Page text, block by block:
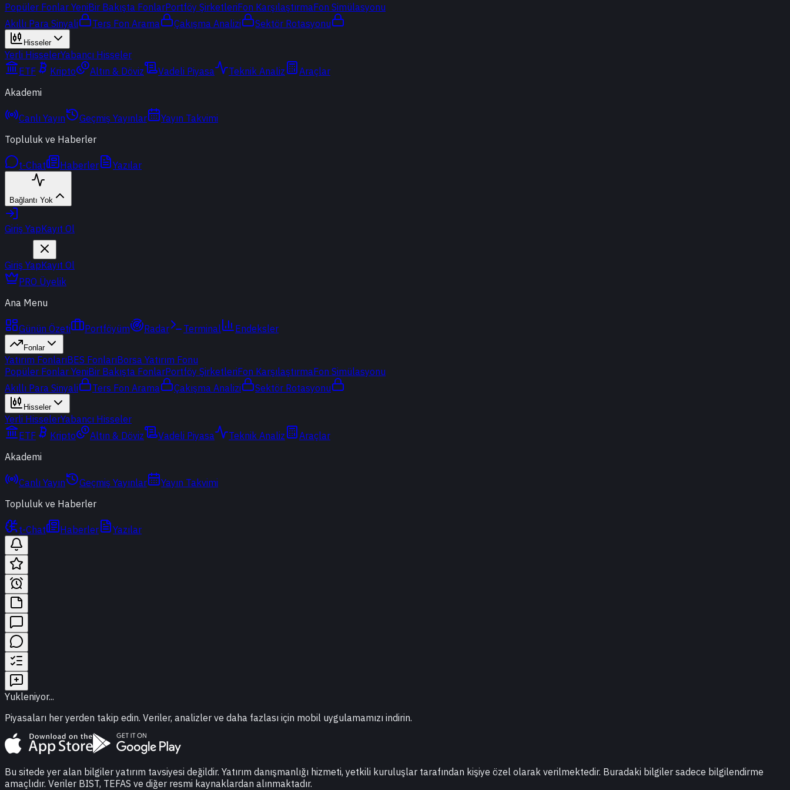
Popüler Fonlar YeniBir Bakışta FonlarPortföy ŞirketleriFon KarşılaştırmaFon Simülasyonu
Akıllı Para Sinyali
Ters Fon Arama Çakışma Analizi Sektör Rotasyonu
Hisseler
Yerli HisselerYabancı Hisseler
ETF
Kripto Altın & Döviz Vadeli Piyasa Teknik Analiz
Araçlar
Akademi
Canlı Yayın Geçmiş Yayınlar
Yayın Takvimi
Topluluk ve Haberler
t-Chat Haberler Yazılar
Bağlantı Yok
Giriş YapKayıt Ol
Giriş YapKayıt Ol
PRO Üyelik
Ana Menu
Günün Özeti Portföyüm Radar Terminal Endeksler
Fonlar
Yatırım FonlarıBES FonlarıBorsa Yatırım Fonu
Popüler Fonlar YeniBir Bakışta FonlarPortföy ŞirketleriFon KarşılaştırmaFon Simülasyonu
Akıllı Para Sinyali
Ters Fon Arama Çakışma Analizi Sektör Rotasyonu
Hisseler
Yerli HisselerYabancı Hisseler
ETF
Kripto Altın & Döviz Vadeli Piyasa Teknik Analiz
Araçlar
Akademi
Canlı Yayın Geçmiş Yayınlar
Yayın Takvimi
Topluluk ve Haberler
t-Chat Haberler Yazılar
Yukleniyor...
Piyasaları her yerden takip edin. Veriler, analizler ve daha fazlası için mobil uygulamamızı indirin.
Bu sitede yer alan bilgiler yatırım tavsiyesi değildir. Yatırım danışmanlığı hizmeti, yetkili kuruluşlar tarafından kişiye özel olarak verilmektedir. Buradaki bilgiler sadece bilgilendirme
amaçlıdır. Veriler BIST, TEFAS ve diğer resmi kaynaklardan alınmaktadır.